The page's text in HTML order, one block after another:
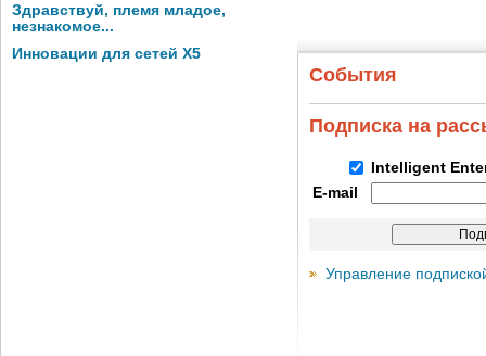
Здравствуй, племя младое,
незнакомое...
Инновации для сетей X5
События
Подписка на
Intelligent
E-mail
Управление